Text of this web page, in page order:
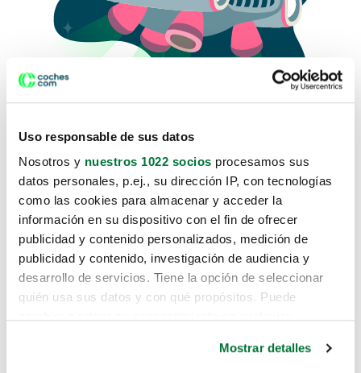
Uso responsable de sus datos
Nosotros y nuestros 1022 socios procesamos sus
datos personales, p.ej., su dirección IP, con tecnologías
como las cookies para almacenar y acceder la
información en su dispositivo con el fin de ofrecer
publicidad y contenido personalizados, medición de
publicidad y contenido, investigación de audiencia y
desarrollo de servicios. Tiene la opción de seleccionar
quién usa sus datos y con qué propósitos. Puede
Mostrar detalles
Lo sentimos, no sabemos como
te hemos traido hasta aquí.
Pero puedes encontrar el coche que estás
buscando en alguno de estos enlaces: